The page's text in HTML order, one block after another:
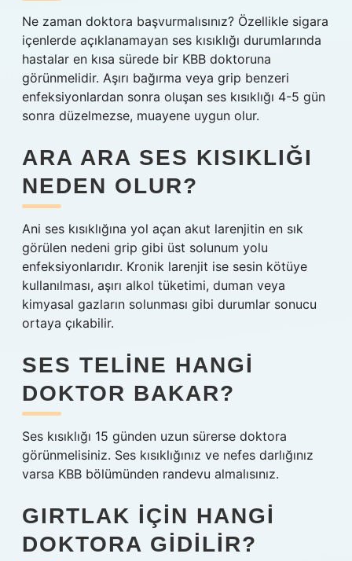
Ne zaman doktora başvurmalısınız? Özellikle sigara
içenlerde açıklanamayan ses kısıklığı durumlarında
hastalar en kısa sürede bir KBB doktoruna
görünmelidir. Aşırı bağırma veya grip benzeri
enfeksiyonlardan sonra oluşan ses kısıklığı 4-5 gün
sonra düzelmezse, muayene uygun olur.
ARA ARA SES KISIKLIĞI
NEDEN OLUR?
Ani ses kısıklığına yol açan akut larenjitin en sık
görülen nedeni grip gibi üst solunum yolu
enfeksiyonlarıdır. Kronik larenjit ise sesin kötüye
kullanılması, aşırı alkol tüketimi, duman veya
kimyasal gazların solunması gibi durumlar sonucu
ortaya çıkabilir.
SES TELINE HANGI
DOKTOR BAKAR?
Ses kısıklığı 15 günden uzun sürerse doktora
görünmelisiniz. Ses kısıklığınız ve nefes darlığınız
varsa KBB bölümünden randevu almalısınız.
GIRTLAK IÇIN HANGI
DOKTORA GIDILIR?